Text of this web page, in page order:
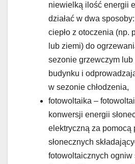
niewielką ilość energii
działać w dwa
ciepło z otoczenia (np.
lub ziemi) do
sezonie grzewczym lub
budynku i
w sezonie chłodzenia,
fotowoltaika –
konwersji energii
elektryczną za pomocą
słonecznych
fotowoltaicznych ogniw